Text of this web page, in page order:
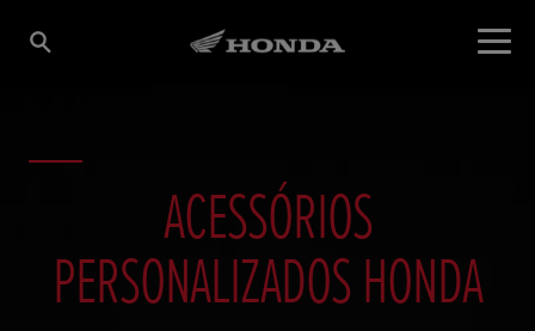
ACESSÓRIOS
PERSONALIZADOS HONDA